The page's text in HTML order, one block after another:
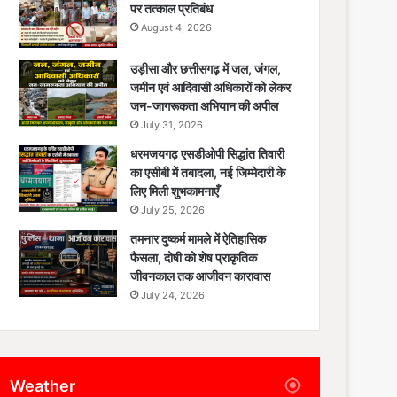
पर तत्काल प्रतिबंध
August 4, 2026
उड़ीसा और छत्तीसगढ़ में जल, जंगल,
जमीन एवं आदिवासी अधिकारों को लेकर
जन-जागरूकता अभियान की अपील
July 31, 2026
धरमजयगढ़ एसडीओपी सिद्धांत तिवारी
का एसीबी में तबादला, नई जिम्मेदारी के
लिए मिली शुभकामनाएँ
July 25, 2026
तमनार दुष्कर्म मामले में ऐतिहासिक
फैसला, दोषी को शेष प्राकृतिक
जीवनकाल तक आजीवन कारावास
July 24, 2026
Weather